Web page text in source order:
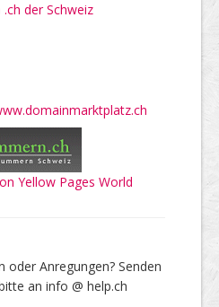
der Schweiz
Yellow Pages World
oder Anregungen? Senden
an info @ help.ch